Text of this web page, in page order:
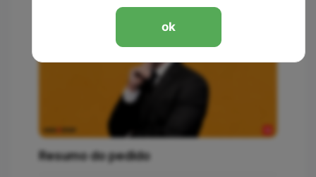
ok
Resumo do pedido